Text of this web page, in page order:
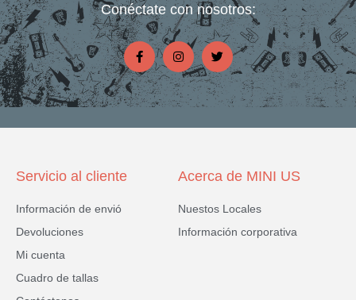
Conéctate con nosotros:
F
a
c
e
b
o
o
I
n
s
t
a
g
r
T
w
i
t
t
e
Servicio al cliente
Información de envió
Devoluciones
Mi cuenta
Cuadro de tallas
Acerca de MINI US
Nuestos Locales
Información corporativa